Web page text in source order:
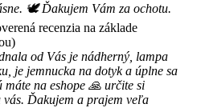
🕊 Ďakujem Vám za ochotu.
recenzia na základe
od Vás je nádherný, lampa
je jemnucka na dotyk a úplne sa
máte na eshope 🙏 určite si
vás. Ďakujem a prajem veľa